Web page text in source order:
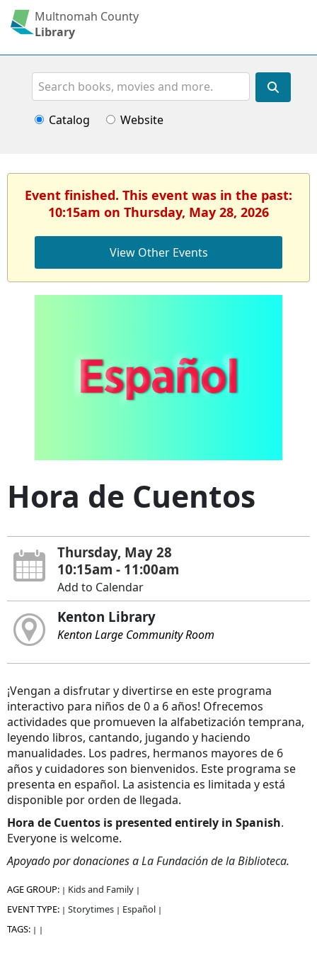
Multnomah County
Library
Search
Catalog Website
Event finished. This event was in the past:
10:15am on Thursday, May 28, 2026
View Other Events
Hora de Cuentos
Thursday, May 28
10:15am - 11:00am
Add to Calendar
Kenton Library
Kenton Large Community Room
¡Vengan a disfrutar y divertirse en este programa
interactivo para niños de 0 a 6 años! Ofrecemos
actividades que promueven la alfabetización temprana,
leyendo libros, cantando, jugando y haciendo
manualidades. Los padres, hermanos mayores de 6
años y cuidadores son bienvenidos. Este programa se
presenta en español. La asistencia es limitada y está
disponible por orden de llegada.
Hora de Cuentos is presented entirely in Spanish.
Everyone is welcome.
Apoyado por donaciones aLa Fundación de la Biblioteca.
AGE GROUP: | Kids and Family |
EVENT TYPE: | Storytimes | Español |
TAGS: | |